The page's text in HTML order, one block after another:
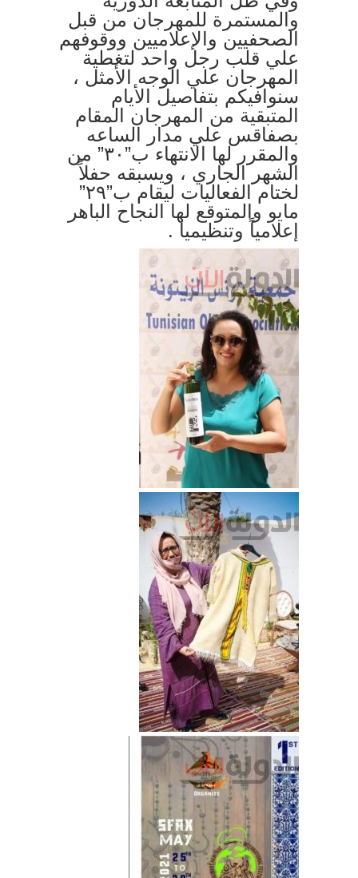
والمستمرة للمهرجان من قبل
الصحفيين والإعلاميين ووقوفهم
علي قلب رجل واحد لتغطية
المهرجان علي الوجه الأمثل ،
سنوافيكم بتفاصيل الأيام
المتبقية من المهرجان المقام
بصفاقس علي مدار الساعه
والمقرر لها الانتهاء ب”٣٠” من
الشهر الجاري ، ويسبقه حفلاً
لختام الفعاليات ليقام ب”٢٩”
مايو والمتوقع لها النجاح الباهر
إعلامياً وتنظيميا .